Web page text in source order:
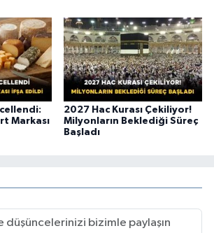
Markası
2027 Hac Kurası Çekiliyor!
Milyonların Beklediği Süreç
Başladı